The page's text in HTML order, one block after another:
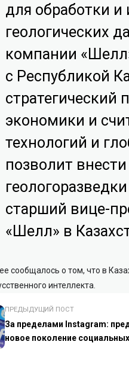
для обработки и
геологических
компании
с Республикой
стратегический
экономики и
технологий и
позволит
старший вице-
«Шелл» в
сообщалось о том, что в
интеллекта.
ПРЕДЫДУЩИЙ ПОСТ
За пределами Instagram:
новое поколение